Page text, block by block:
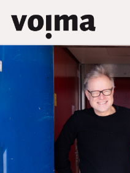
Siirry sisältöön
Päävalikko